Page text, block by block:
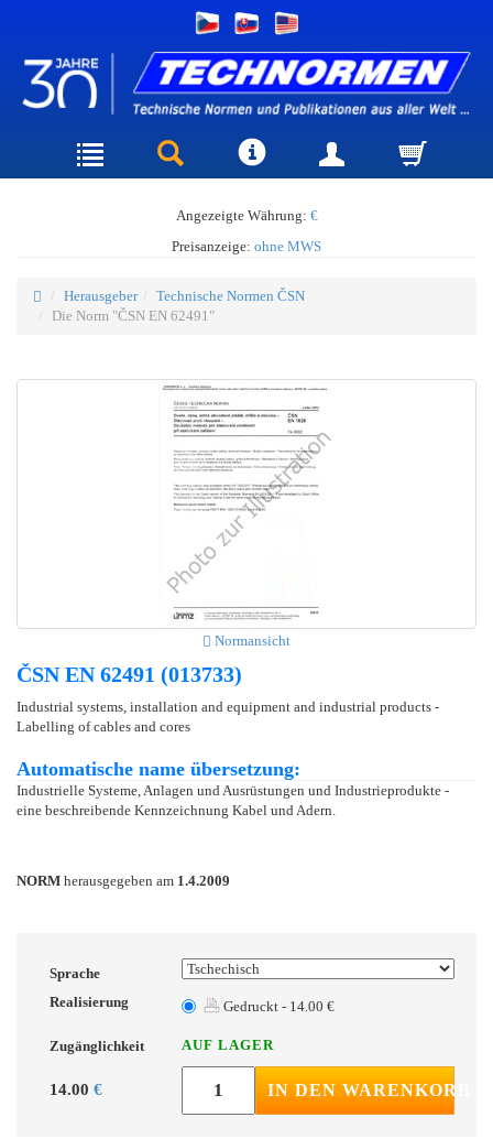
Angezeigte Währung: €
Preisanzeige: ohne MWS
Herausgeber
Technische Normen ČSN
Die Norm "ČSN EN 62491"
Normansicht
ČSN EN 62491 (013733)
Industrial systems, installation and equipment and industrial products -
Labelling of cables and cores
Automatische name übersetzung:
Industrielle Systeme, Anlagen und Ausrüstungen und Industrieprodukte -
eine beschreibende Kennzeichnung Kabel und Adern.
NORM herausgegeben am 1.4.2009
Sprache
Realisierung
Gedruckt - 14.00 €
Zugänglichkeit AUF LAGER
14.00 € IN DEN WARENKORB